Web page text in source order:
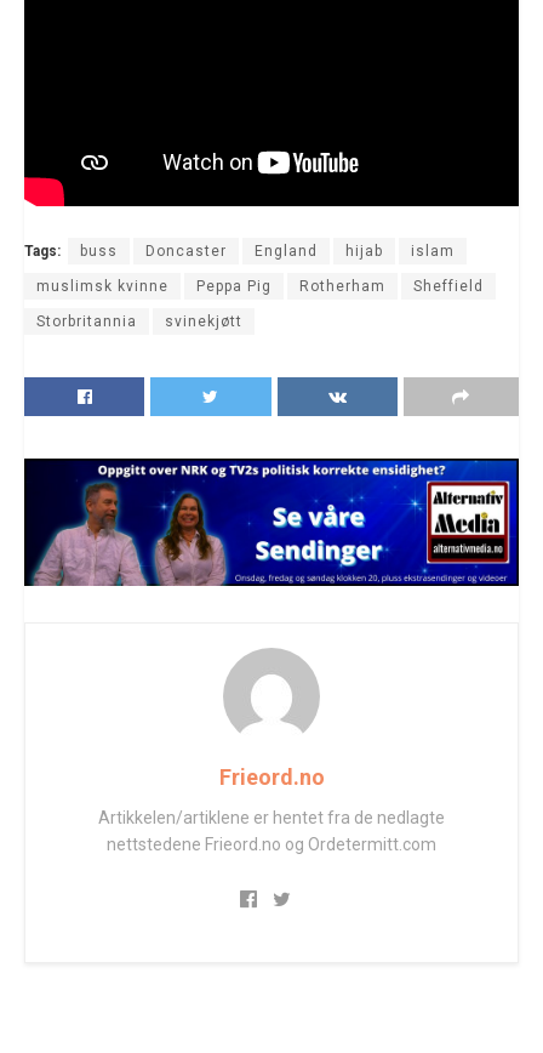
Tags: buss Doncaster England hijab islam
muslimsk kvinne Peppa Pig Rotherham Sheffield
Storbritannia svinekjøtt
Frieord.no
Artikkelen/artiklene er hentet fra de nedlagte
nettstedene Frieord.no og Ordetermitt.com